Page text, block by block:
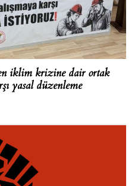
iklim krizine dair ortak
yasal düzenleme